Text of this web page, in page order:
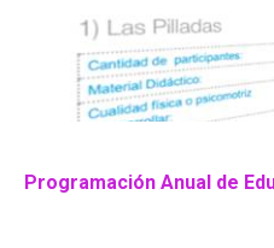
Programación Anual de